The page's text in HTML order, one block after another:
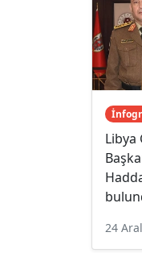
Libya
24